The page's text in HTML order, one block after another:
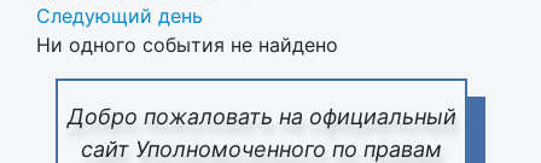
Добро пожаловать на официальный
сайт Уполномоченного по правам
Следующий день
Ни одного события не найдено